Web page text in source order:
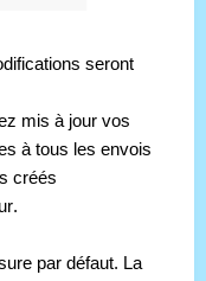
seront
mis à jour vos
à tous les envois
créés
par défaut. La